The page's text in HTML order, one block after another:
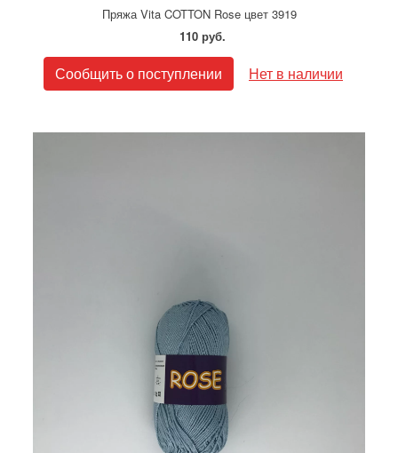
Пряжа Vita COTTON Rose цвет 3919
110 руб.
Сообщить о поступлении Нет в наличии